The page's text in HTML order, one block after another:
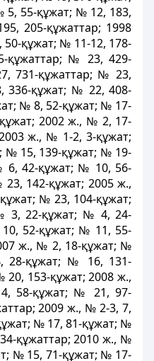
55-құжат; № 12, 183,
205-құжаттар; 1998
құжат; № 11-12, 178-
құжаттар; № 23, 429-
731-құжаттар; № 23,
336-құжат; № 22, 408-
№ 8, 52-құжат; № 17-
2002 ж., № 2, 17-
ж., № 1-2, 3-құжат;
№ 15, 139-құжат; № 19-
6, 42-құжат; № 10, 56-
142-құжат; 2005 ж.,
№ 23, 104-құжат;
3, 22-құжат; № 4, 24-
52-құжат; № 11, 55-
ж., № 2, 18-құжат; №
28-құжат; № 16, 131-
153-құжат; 2008 ж.,
58-құжат; № 21, 97-
2009 ж., № 2-3, 7,
№ 17, 81-құжат; №
құжаттар; 2010 ж., №
№ 15, 71-құжат; № 17-